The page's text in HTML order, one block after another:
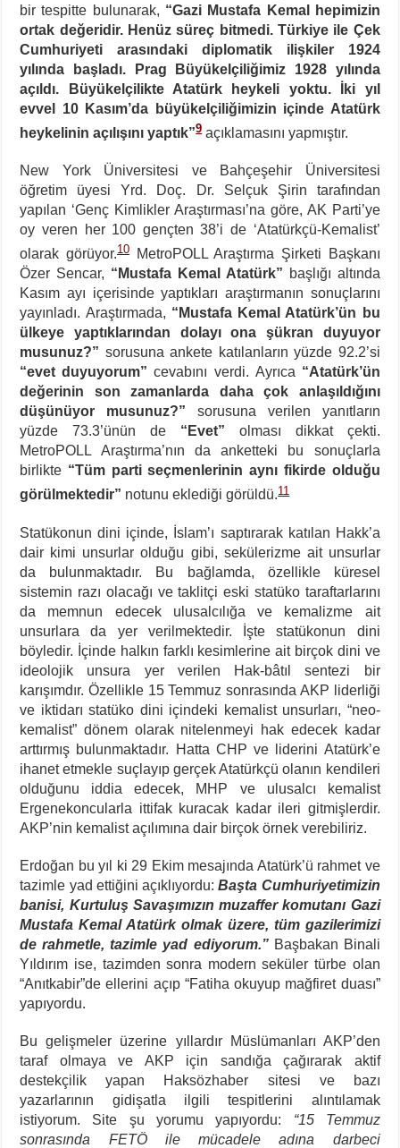
bir tespitte bulunarak, “Gazi Mustafa Kemal hepimizin
ortak değeridir. Henüz süreç bitmedi. Türkiye ile Çek
Cumhuriyeti arasındaki diplomatik ilişkiler 1924
yılında başladı. Prag Büyükelçiliğimiz 1928 yılında
açıldı. Büyükelçilikte Atatürk heykeli yoktu. İki yıl
evvel 10 Kasım’da büyükelçiliğimizin içinde Atatürk
heykelinin açılışını yaptık”9açıklamasını yapmıştır.
New York Üniversitesi ve Bahçeşehir Üniversitesi
öğretim üyesi Yrd. Doç. Dr. Selçuk Şirin tarafından
yapılan ‘Genç Kimlikler Araştırması’na göre, AK Parti’ye
oy veren her 100 gençten 38’i de ‘Atatürkçü-Kemalist’
olarak görüyor.10
MetroPOLL Araştırma Şirketi Başkanı
Özer Sencar, “Mustafa Kemal Atatürk” başlığı altında
Kasım ayı içerisinde yaptıkları araştırmanın sonuçlarını
yayınladı. Araştırmada, “Mustafa Kemal Atatürk’ün bu
ülkeye yaptıklarından dolayı ona şükran duyuyor
musunuz?” sorusuna ankete katılanların yüzde 92.2’si
“evet duyuyorum”cevabını verdi. Ayrıca “Atatürk’ün
değerinin son zamanlarda daha çok anlaşıldığını
düşünüyor musunuz?” sorusuna verilen yanıtların
yüzde 73.3’ünün de “Evet” olması dikkat çekti.
MetroPOLL Araştırma’nın da anketteki bu sonuçlarla
birlikte “Tüm parti seçmenlerinin aynı fikirde olduğu
görülmektedir” notunu eklediği görüldü.11
Statükonun dini içinde, İslam’ı saptırarak katılan Hakk’a
dair kimi unsurlar olduğu gibi, sekülerizme ait unsurlar
da bulunmaktadır. Bu bağlamda, özellikle küresel
sistemin razı olacağı ve taklitçi eski statüko taraftarlarını
da memnun edecek ulusalcılığa ve kemalizme ait
unsurlara da yer verilmektedir. İşte statükonun dini
böyledir. İçinde halkın farklı kesimlerine ait birçok dini ve
ideolojik unsura yer verilen Hak-bâtıl sentezi bir
karışımdır. Özellikle 15 Temmuz sonrasında AKP liderliği
ve iktidarı statüko dini içindeki kemalist unsurları, “neo-
kemalist” dönem olarak nitelenmeyi hak edecek kadar
arttırmış bulunmaktadır. Hatta CHP ve liderini Atatürk’e
ihanet etmekle suçlayıp gerçek Atatürkçü olanın kendileri
olduğunu iddia edecek, MHP ve ulusalcı kemalist
Ergenekoncularla ittifak kuracak kadar ileri gitmişlerdir.
AKP’nin kemalist açılımına dair birçok örnek verebiliriz.
Erdoğan bu yıl ki 29 Ekim mesajında Atatürk’ü rahmet ve
tazimle yad ettiğini açıklıyordu:Başta Cumhuriyetimizin
banisi, Kurtuluş Savaşımızın muzaffer komutanı Gazi
Mustafa Kemal Atatürk olmak üzere, tüm gazilerimizi
de rahmetle, tazimle yad ediyorum.”Başbakan Binali
Yıldırım ise, tazimden sonra modern seküler türbe olan
“Anıtkabir”de ellerini açıp “Fatiha okuyup mağfiret duası”
yapıyordu.
Bu gelişmeler üzerine yıllardır Müslümanları AKP’den
taraf olmaya ve AKP için sandığa çağırarak aktif
destekçilik yapan Haksözhaber sitesi ve bazı
yazarlarının gidişatla ilgili tespitlerini alıntılamak
istiyorum. Site şu yorumu yapıyordu: “15 Temmuz
sonrasında FETÖ ile mücadele adına darbeci